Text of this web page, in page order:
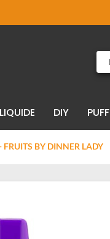
DIY PUFF
BY DINNER LADY